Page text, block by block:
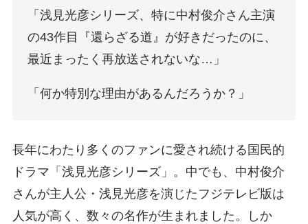
「浅見光彦シリーズ、特に中村俊介さん主演
の43作目『還らざる道』が好きだったのに、
最近まったく再放送されないな…」
「何か特別な理由があるんだろうか？」
長年にわたり多くのファンに愛され続ける国民的
ドラマ「浅見光彦シリーズ」。中でも、中村俊介
さんが主人公・浅見光彦を演じたフジテレビ版は
人気が高く、数々の名作が生まれました。しか